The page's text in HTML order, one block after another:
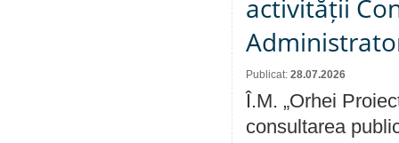
activității
Publicat: 28.07.2026
Î.M. „Orhei
consultarea